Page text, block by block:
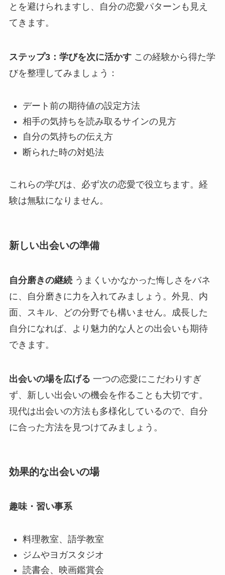
とを避けられますし、自分の恋愛パターンも見え
てきます。
ステップ3：学びを次に活かすこの経験から得た学
びを整理してみましょう：
デート前の期待値の設定方法
相手の気持ちを読み取るサインの見方
自分の気持ちの伝え方
断られた時の対処法
これらの学びは、必ず次の恋愛で役立ちます。経
験は無駄になりません。
新しい出会いの準備
自分磨きの継続うまくいかなかった悔しさをバネ
に、自分磨きに力を入れてみましょう。外見、内
面、スキル、どの分野でも構いません。成長した
自分になれば、より魅力的な人との出会いも期待
できます。
出会いの場を広げる 一つの恋愛にこだわりすぎ
ず、新しい出会いの機会を作ることも大切です。
現代は出会いの方法も多様化しているので、自分
に合った方法を見つけてみましょう。
効果的な出会いの場
趣味・習い事系
料理教室、語学教室
ジムやヨガスタジオ
読書会、映画鑑賞会